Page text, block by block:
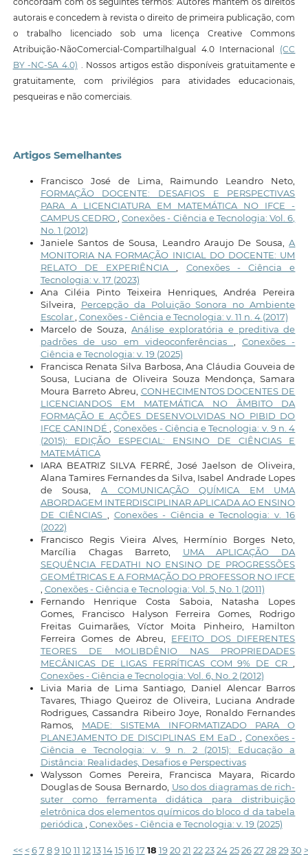
autorais e concedem à revista o direito de primeira publicação, com
o trabalho licenciado sob uma licença Creative Commons
Atribuição-NãoComercial-CompartilhaIgual 4.0 Internacional (CC
BY -NC-SA 4.0) . Nossos artigos estão disponíveis gratuitamente e
gratuitamente, com privilégios para atividades educacionais,
pesqueiras e não comerciais.
Artigos Semelhantes
Francisco José de Lima, Raimundo Leandro Neto,
FORMAÇÃO DOCENTE: DESAFIOS E PERSPECTIVAS
PARA A LICENCIATURA EM MATEMÁTICA NO IFCE -
CAMPUS CEDRO ,Conexões - Ciência e Tecnologia: Vol. 6,
No. 1 (2012)
Janiele Santos de Sousa, Leandro Araujo De Sousa,A
MONITORIA NA FORMAÇÃO INICIAL DO DOCENTE: UM
RELATO DE EXPERIÊNCIA
Conexões - Ciência e
Tecnologia: v. 17 (2023)
Ana Ciléia Pinto Teixeira Henriques, Andréa Pereira
Silveira, Percepção da Poluição Sonora no Ambiente
Escolar Conexões - Ciência e Tecnologia: v. 11 n. 4 (2017)
Marcelo de Souza,Análise exploratória e preditiva de
padrões de uso em videoconferências
,Conexões -
Ciência e Tecnologia: v. 19 (2025)
Francisca Renata Silva Barbosa, Ana Cláudia Gouveia de
Sousa, Luciana de Oliveira Souza Mendonça, Samara
Moura Barreto Abreu, CONHECIMENTOS DOCENTES DE
LICENCIANDOS EM MATEMÁTICA NO ÂMBITO DA
FORMAÇÃO E AÇÕES DESENVOLVIDAS NO PIBID DO
IFCE CANINDÉ
,Conexões - Ciência e Tecnologia: v. 9 n. 4
(2015): EDIÇÃO ESPECIAL: ENSINO DE CIÊNCIAS E
MATEMÁTICA
IARA BEATRIZ SILVA FERRÉ, José Jaelson de Oliveira,
Alana Tamires Fernandes da Silva, Isabel Andrade Lopes
de Sousa, A COMUNICAÇÃO QUÍMICA EM UMA
ABORDAGEM INTERDISCIPLINAR APLICADA AO ENSINO
DE CIÊNCIAS
Conexões - Ciência e Tecnologia: v. 16
(2022)
Francisco Regis Vieira Alves, Hermínio Borges Neto,
Marcília Chagas Barreto, UMA APLICAÇÃO DA
SEQUÊNCIA FEDATHI NO ENSINO DE PROGRESSÕES
GEOMÉTRICAS E A FORMAÇÃO DO PROFESSOR NO IFCE
Conexões - Ciência e Tecnologia: Vol. 5, No. 1 (2011)
Fernando Henrique Costa Saboia, Natasha Lopes
Gomes, Francisco Halyson Ferreira Gomes, Rodrigo
Freitas Guimarães, Víctor Moita Pinheiro, Hamilton
Ferreira Gomes de Abreu, EFEITO DOS DIFERENTES
TEORES DE MOLIBDÊNIO NAS PROPRIEDADES
MECÂNICAS DE LIGAS FERRÍTICAS COM 9% DE CR
Conexões - Ciência e Tecnologia: Vol. 6, No. 2 (2012)
Livia Maria de Lima Santiago, Daniel Alencar Barros
Tavares, Thiago Queiroz de Oliveira, Luciana Andrade
Rodrigues, Cassandra Ribeiro Joye, Ronaldo Fernandes
Ramos, MADE: SISTEMA INFORMATIZADO PARA O
PLANEJAMENTO DE DISCIPLINAS EM EaD
Conexões -
Ciência e Tecnologia: v. 9 n. 2 (2015): Educação a
Distância: Realidades, Desafios e Perspectivas
Walysson Gomes Pereira, Francisca Mayara, Ricardo
Douglas de Sousa Bernardo, Uso dos diagramas de rich-
suter como ferramenta didática para distribuição
eletrônica dos elementos químicos do bloco d da tabela
periódica
Conexões - Ciência e Tecnologia: v. 19 (2025)
<< < 6 7 8 9 10 11 12 13 14 15 16 17 18 19 20 21 22 23 24 25 26 27 28 29 30 >